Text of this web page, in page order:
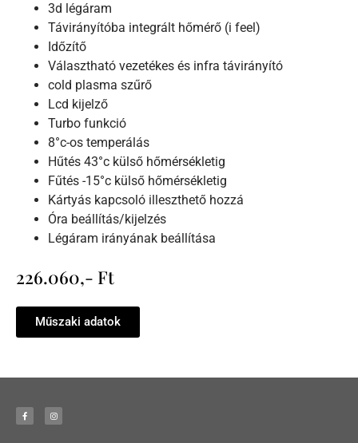
3d légáram
Távirányítóba integrált hőmérő (i feel)
Időzítő
Választható vezetékes és infra távirányító
cold plasma szűrő
Lcd kijelző
Turbo funkció
8°c-os temperálás
Hűtés 43°c külső hőmérsékletig
Fűtés -15°c külső hőmérsékletig
Kártyás kapcsoló illeszthető hozzá
Óra beállítás/kijelzés
Légáram irányának beállítása
226.060,- Ft
Műszaki adatok